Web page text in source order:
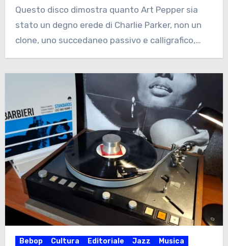
Questo disco dimostra quanto Art Pepper sia
stato un degno erede di Charlie Parker, non un
clone, uno succedaneo passivo e calligrafico,…
Bebop Cultura Editoriale Jazz
Musica